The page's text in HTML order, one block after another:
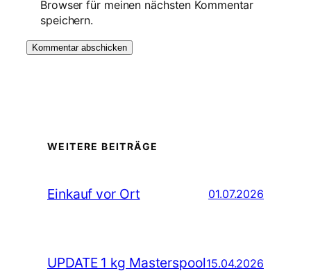
Browser für meinen nächsten Kommentar
speichern.
WEITERE BEITRÄGE
Einkauf vor Ort 01.07.2026
UPDATE 1 kg Masterspool15.04.2026